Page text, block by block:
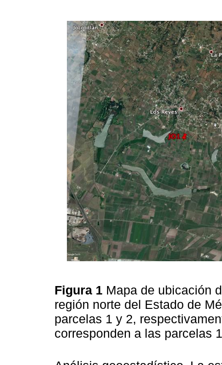
Figura 1 Mapa de ubicación
región norte del Estado de
parcelas 1 y 2,
corresponden a las parcelas